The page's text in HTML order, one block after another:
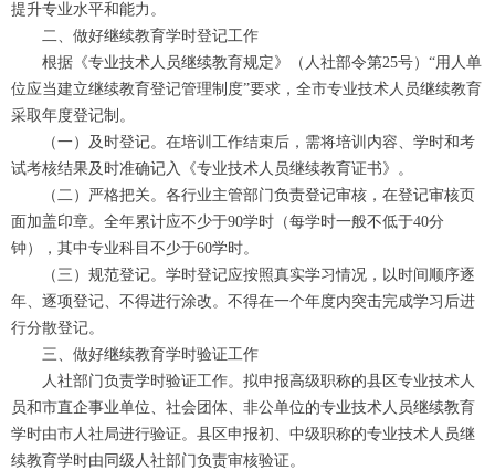
提升专业水平和能力。
二、做好继续教育学时登记工作
根据《专业技术人员继续教育规定》（人社部令第25号）“用人单
位应当建立继续教育登记管理制度”要求，全市专业技术人员继续教育
采取年度登记制。
（一）及时登记。在培训工作结束后，需将培训内容、学时和考
试考核结果及时准确记入《专业技术人员继续教育证书》。
（二）严格把关。各行业主管部门负责登记审核，在登记审核页
面加盖印章。全年累计应不少于90学时（每学时一般不低于40分
钟），其中专业科目不少于60学时。
（三）规范登记。学时登记应按照真实学习情况，以时间顺序逐
年、逐项登记、不得进行涂改。不得在一个年度内突击完成学习后进
行分散登记。
三、做好继续教育学时验证工作
人社部门负责学时验证工作。拟申报高级职称的县区专业技术人
员和市直企事业单位、社会团体、非公单位的专业技术人员继续教育
学时由市人社局进行验证。县区申报初、中级职称的专业技术人员继
续教育学时由同级人社部门负责审核验证。